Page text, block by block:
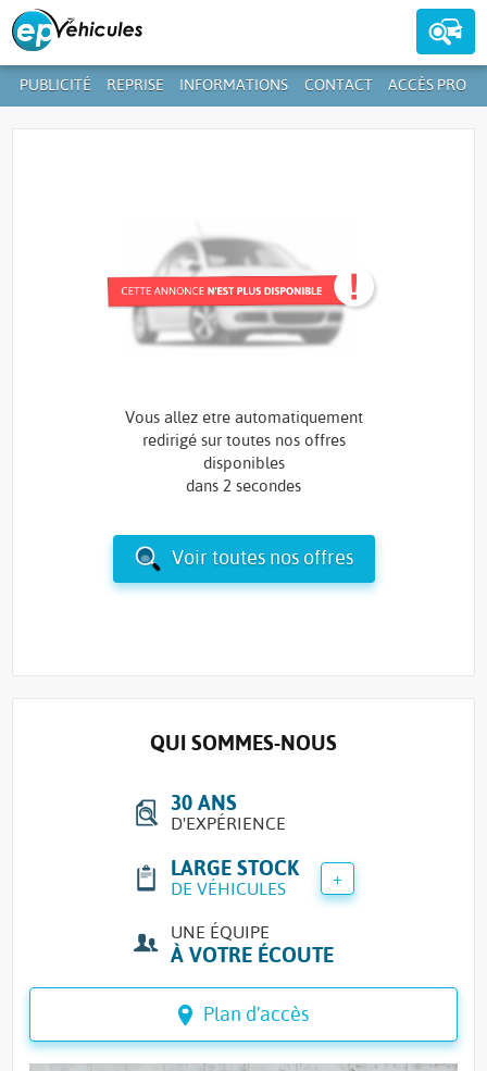
Contactez-nous au
PUBLICITÉ REPRISE INFORMATIONS CONTACT ACCÈS PRO
QUI SOMMES-NOUS
30 ANS
D'EXPÉRIENCE
LARGE STOCK
DE VÉHICULES
+
UNE ÉQUIPE
À VOTRE ÉCOUTE
Plan d'accès
Vous allez etre automatiquement
redirigé sur toutes nos offres
disponibles
dans 2 secondes
Voir toutes nos offres